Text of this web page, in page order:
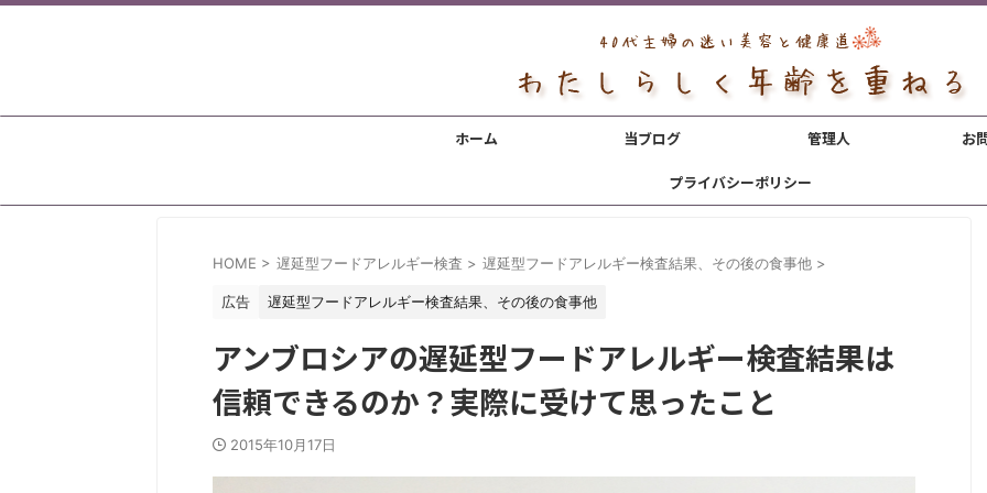
ホーム 当ブログ 管理人 お
プライバシーポリシー
HOME > 遅延型フードアレルギー検査 > 遅延型フードアレルギー検査結果、その後の食事他 >
広告 遅延型フードアレルギー検査結果、その後の食事他
アンブロシアの遅延型フードアレルギー検査結果は
信頼できるのか？実際に受けて思ったこと
2015年10月17日